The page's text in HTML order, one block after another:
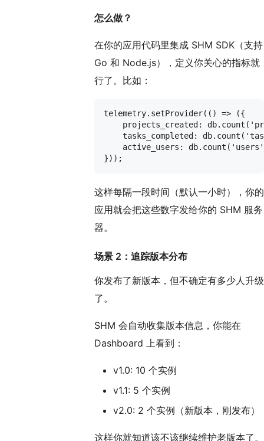
怎么做？
在你的应用代码里集成 SHM SDK（支持
Go 和 Node.js），定义你关心的指标就
行了。比如：
telemetry.setProvider(() => ({
projects_created:
tasks_completed:
active_users:
这样每隔一段时间（默认一小时），你的
应用就会把这些数字发给你的 SHM 服务
器。
场景 2：追踪版本分布
你发布了新版本，但不确定有多少人升级
了。
SHM 会自动收集版本信息，你能在
Dashboard 上看到：
v1.0: 10 个实例
v1.1: 5 个实例
v2.0: 2 个实例（新版本，刚发布）
这样你就知道该不该继续维护老版本了。